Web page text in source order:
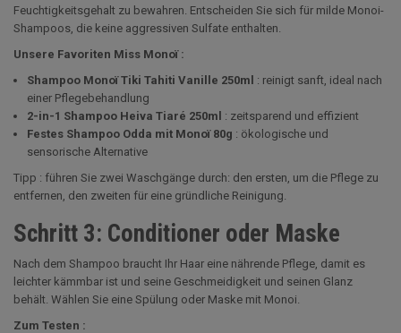
Feuchtigkeitsgehalt zu bewahren. Entscheiden Sie sich für milde Monoi-
Shampoos, die keine aggressiven Sulfate enthalten.
Unsere Favoriten Miss Monoï :
Shampoo Monoï Tiki Tahiti Vanille 250ml : reinigt sanft, ideal nach
einer Pflegebehandlung
2-in-1 Shampoo Heiva Tiaré 250ml : zeitsparend und effizient
Festes Shampoo Odda mit Monoï 80g : ökologische und
sensorische Alternative
Tipp : führen Sie zwei Waschgänge durch: den ersten, um die Pflege zu
entfernen, den zweiten für eine gründliche Reinigung.
Schritt 3: Conditioner oder Maske
Nach dem Shampoo braucht Ihr Haar eine nährende Pflege, damit es
leichter kämmbar ist und seine Geschmeidigkeit und seinen Glanz
behält. Wählen Sie eine Spülung oder Maske mit Monoi.
Zum Testen :